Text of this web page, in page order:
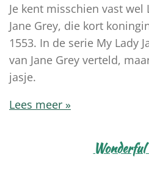
Je kent misschien vast wel
Jane Grey, die kort
1553. In de serie My Lady
van Jane Grey verteld,
jasje.
Lees meer »
Wonderful